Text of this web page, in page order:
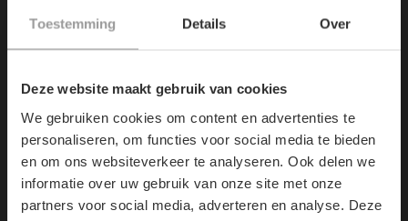
Toestemming Details Over
Deze website maakt gebruik van cookies
We gebruiken cookies om content en advertenties te
personaliseren, om functies voor social media te bieden
en om ons websiteverkeer te analyseren. Ook delen we
informatie over uw gebruik van onze site met onze
partners voor social media, adverteren en analyse. Deze
Demerstraat 7
info@lutex.be